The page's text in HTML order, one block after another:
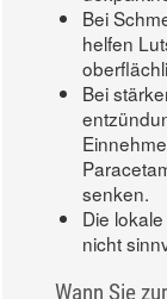
Bei
helfen
Bei
senken.
Die
nicht
Wann Sie